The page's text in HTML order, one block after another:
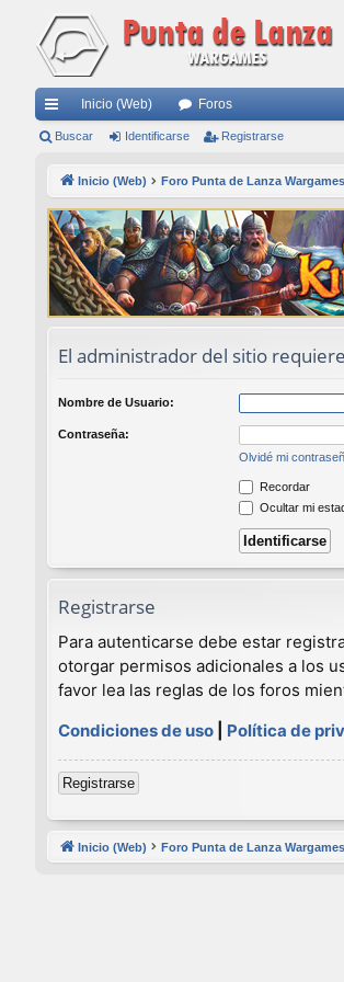
nl
rá
pi
do
Inicio (Web) Foros
Buscar Identificarse Registrarse
Inicio (Web) Foro Punta de Lanza Wargames
El administrador del sitio
Nombre de Usuario:
Contraseña:
Olvidé mi
Recordar
Ocultar mi
Registrarse
Para autenticarse debe estar
otorgar permisos adicionales a los
favor lea las reglas de los foros
Condiciones de uso
Política de
Registrarse
Inicio (Web) Foro Punta de Lanza Wargames